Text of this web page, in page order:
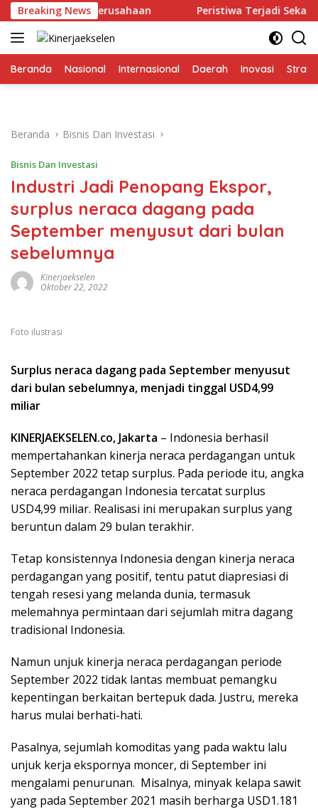
Langsung
ke
konten
Breaking News
Bagi Perusahaan Peristiwa Terjadi Sekali, Pikiran
Beranda Nasional Internasional Daerah Inovasi
Beranda Bisnis Dan Investasi
Bisnis Dan Investasi
Industri Jadi Penopang Ekspor,
surplus neraca dagang pada
September menyusut dari bulan
sebelumnya
Kinerjaekselen
Oktober 22, 2022
Foto ilustrasi
Surplus neraca dagang pada September menyusut
dari bulan sebelumnya, menjadi tinggal USD4,99
miliar
KINERJAEKSELEN.co, Jakarta – Indonesia berhasil
mempertahankan kinerja neraca perdagangan untuk
September 2022 tetap surplus. Pada periode itu, angka
neraca perdagangan Indonesia tercatat surplus
USD4,99 miliar. Realisasi ini merupakan surplus yang
beruntun dalam 29 bulan terakhir.
Tetap konsistennya Indonesia dengan kinerja neraca
perdagangan yang positif, tentu patut diapresiasi di
tengah resesi yang melanda dunia, termasuk
melemahnya permintaan dari sejumlah mitra dagang
tradisional Indonesia.
Namun unjuk kinerja neraca perdagangan periode
September 2022 tidak lantas membuat pemangku
kepentingan berkaitan bertepuk dada. Justru, mereka
harus mulai berhati-hati.
Pasalnya, sejumlah komoditas yang pada waktu lalu
unjuk kerja ekspornya moncer, di September ini
mengalami penurunan. Misalnya, minyak kelapa sawit
yang pada September 2021 masih berharga USD1.181